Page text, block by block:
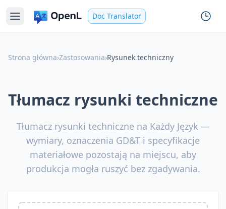
Doc Translator
Strona główna›Zastosowania›Rysunek techniczny
Tłumacz rysunki techniczne
Tłumacz rysunki techniczne na Każdy Język —
wymiary, oznaczenia GD&T i specyfikacje
materiałowe pozostają na miejscu, aby
produkcja mogła ruszyć bez zgadywania.